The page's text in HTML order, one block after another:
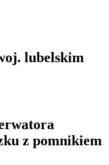
lubelskim
z pomnikiem